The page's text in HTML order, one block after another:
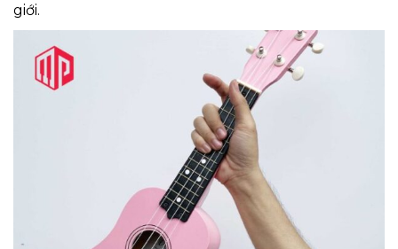
giới.